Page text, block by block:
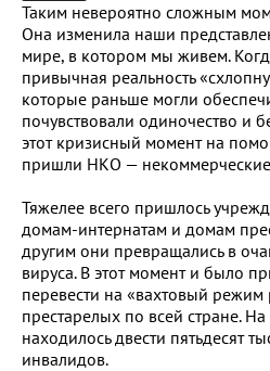
Таким невероятно сложным
Она изменила наши
мире, в котором мы живем.
привычная реальность
которые раньше могли
почувствовали одиночество и
этот кризисный момент на
пришли НКО —
Тяжелее всего пришлось
домам-интернатам и домам
другим они превращались в
вируса. В этот момент и было
перевести на «вахтовый
престарелых по всей стране.
находилось двести пятьдесят
инвалидов.